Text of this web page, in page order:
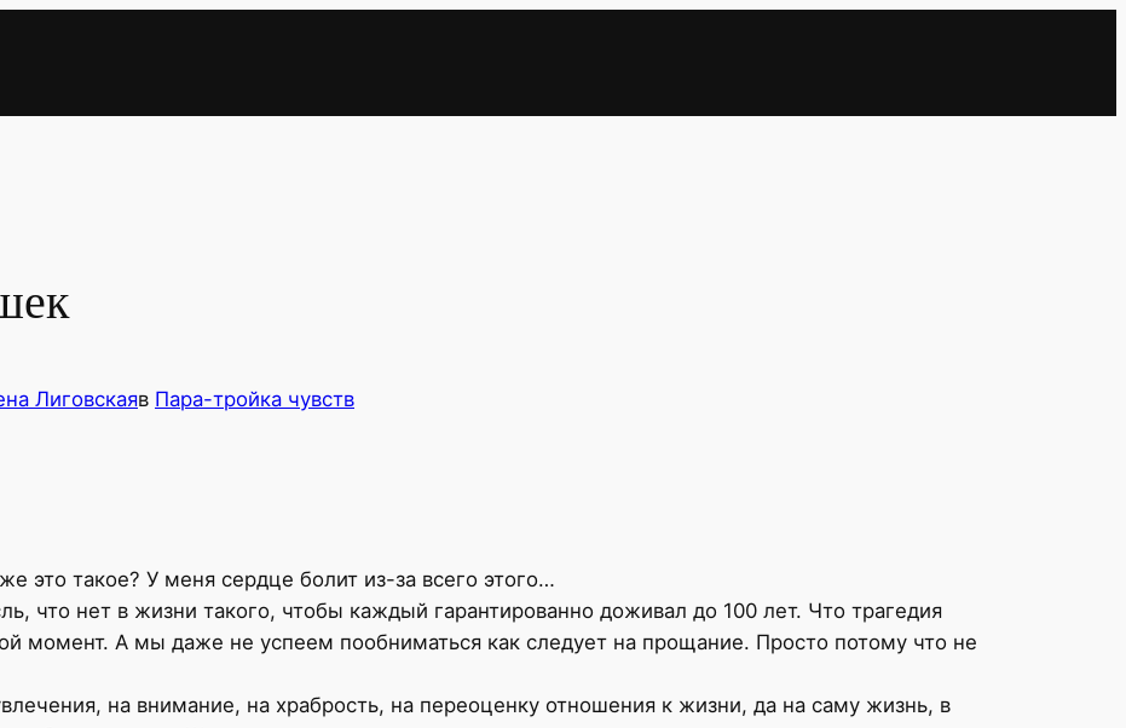
Лиговскаяв Пара-тройка чувств
это такое? У меня сердце болит из-за всего этого…
что нет в жизни такого, чтобы каждый гарантированно доживал до 100 лет. Что трагедия
момент. А мы даже не успеем пообниматься как следует на прощание. Просто потому что не
на внимание, на храбрость, на переоценку отношения к жизни, да на саму жизнь, в